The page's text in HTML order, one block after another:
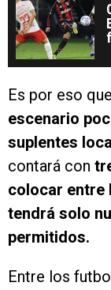
Es por eso que
escenario
suplentes local
contará con
colocar entre
tendrá solo
permitidos.
Entre los